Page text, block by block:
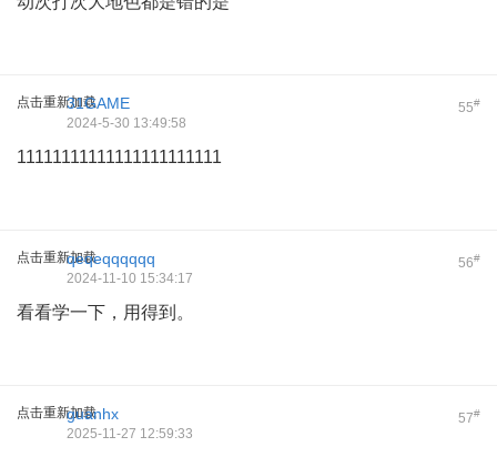
点击重新加载 55#
31GAME
2024-5-30 13:49:58
11111111111111111111111
点击重新加载 56#
qeqeqqqqqq
2024-11-10 15:34:17
看看学一下，用得到。
点击重新加载 57#
guanhx
2025-11-27 12:59:33